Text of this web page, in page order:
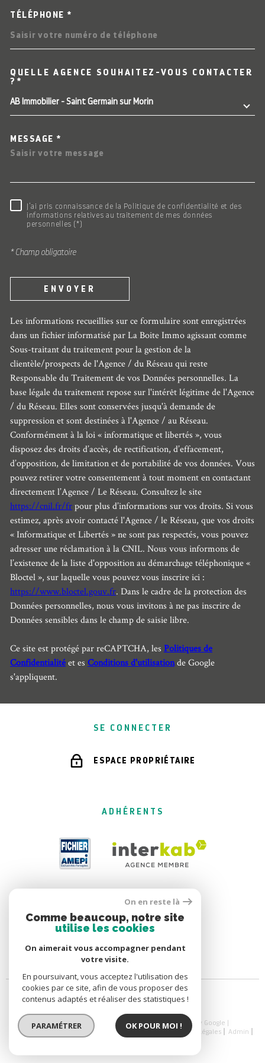
TÉLÉPHONE *
QUELLE AGENCE SOUHAITEZ-VOUS CONTACTER
?*
AB Immobilier - Saint Germain sur Morin
MESSAGE *
RÈGLEMENTATION
J'ai pris connaissance de la Politique de confidentialité et des
informations relatives au traitement de mes données
personnelles (*)
* Champ obligatoire
ENVOYER
Les informations recueillies sur ce formulaire sont enregistrées
dans un fichier informatisé par La Boite Immo agissant comme
Sous-traitant du traitement pour la gestion de la
clientèle/prospects de l'Agence / du Réseau qui reste
Responsable du Traitement de vos Données personnelles. La
base légale du traitement repose sur l'intérêt légitime de l'Agence
/ du Réseau. Elles sont conservées jusqu'à demande de
suppression et sont destinées à l'Agence / au Réseau.
Conformément à la loi « informatique et libertés », vous
disposez des droits d’accès, de rectification, d’effacement,
d’opposition, de limitation et de portabilité de vos données. Vous
pouvez retirer votre consentement à tout moment en contactant
directement l’Agence / Le Réseau. Consultez le site
https://cnil.fr/frpour plus d’informations sur vos droits. Si vous
estimez, après avoir contacté l'Agence / le Réseau, que vos droits
« Informatique et Libertés » ne sont pas respectés, vous pouvez
adresser une réclamation à la CNIL. Nous vous informons de
l’existence de la liste d'opposition au démarchage téléphonique «
Bloctel », sur laquelle vous pouvez vous inscrire ici :
https://www.bloctel.gouv.fr. Dans le cadre de la protection des
Données personnelles, nous vous invitons à ne pas inscrire de
Données sensibles dans le champ de saisie libre.
Ce site est protégé par reCAPTCHA, les Politiques de
Confidentialitéet es Conditions d'utilisationde Google
s'appliquent.
SE CONNECTER
ESPACE PROPRIÉTAIRE
ADHÉRENTS
© 2026 | Tous droits réservés | Traduction powered by Google |
Nos Honoraires
Nos Honoraires Mentions Légales
Admin
On en reste là
Comme beaucoup, notre site
utilise les cookies
On aimerait vous accompagner pendant
votre visite.
En poursuivant, vous acceptez l'utilisation des
cookies par ce site, afin de vous proposer des
contenus adaptés et réaliser des statistiques !
PARAMÉTRER OK POUR MOI !